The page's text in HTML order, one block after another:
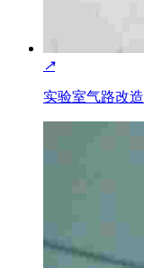
↗
实验室气路改造